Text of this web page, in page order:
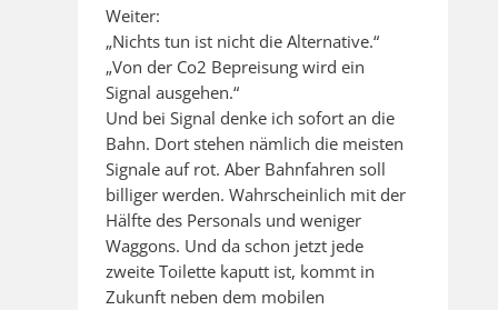
Weiter:
„Nichts tun ist nicht die Alternative.“
„Von der Co2 Bepreisung wird ein
Signal ausgehen.“
Und bei Signal denke ich sofort an die
Bahn. Dort stehen nämlich die meisten
Signale auf rot. Aber Bahnfahren soll
billiger werden. Wahrscheinlich mit der
Hälfte des Personals und weniger
Waggons. Und da schon jetzt jede
zweite Toilette kaputt ist, kommt in
Zukunft neben dem mobilen